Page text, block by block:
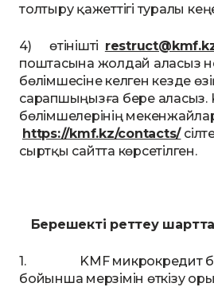
толтыру қажеттігі туралы
4) өтінішті
поштасына жолдай аласыз
бөлімшесіне келген кезде
сарапшыңызға бере аласыз.
бөлімшелерінің
https://kmf.kz/contacts/
сыртқы сайтта көрсетілген.
Берешекті реттеу
1. KMF микрокредит
бойынша мерзімін өткізу